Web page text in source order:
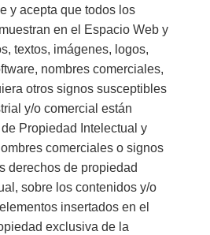
y acepta que todos los
en el Espacio Web y
textos, imágenes, logos,
nombres comerciales,
otros signos susceptibles
y/o comercial están
Propiedad Intelectual y
comerciales o signos
derechos de propiedad
sobre los contenidos y/o
insertados en el
exclusiva de la